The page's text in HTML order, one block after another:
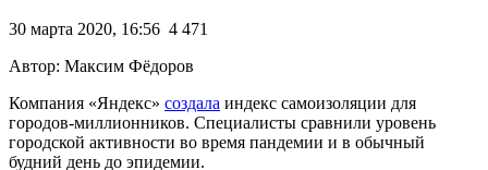
30 марта 2020, 16:56 4 471
Автор: Максим Фёдоров
Компания «Яндекс» создала индекс самоизоляции для
городов-миллионников. Специалисты сравнили уровень
городской активности во время пандемии и в обычный
будний день до эпидемии.